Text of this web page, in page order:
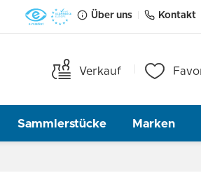
Über uns Kontakt
Verkauf
Sammlerstücke Marken